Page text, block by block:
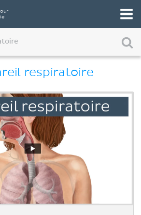
respiratoire